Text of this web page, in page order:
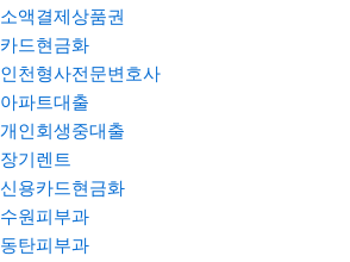
소액결제상품권
카드현금화
인천형사전문변호사
아파트대출
개인회생중대출
장기렌트
신용카드현금화
수원피부과
동탄피부과